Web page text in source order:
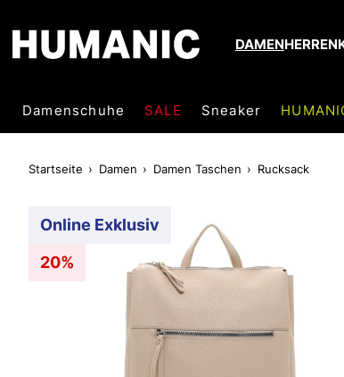
DAMENHERREN
Damenschuhe SALE Sneaker
Startseite Damen Damen Taschen Rucksack
Online Exklusiv
20%